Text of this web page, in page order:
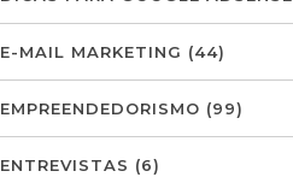
E-MAIL MARKETING (44)
EMPREENDEDORISMO (99)
ENTREVISTAS (6)